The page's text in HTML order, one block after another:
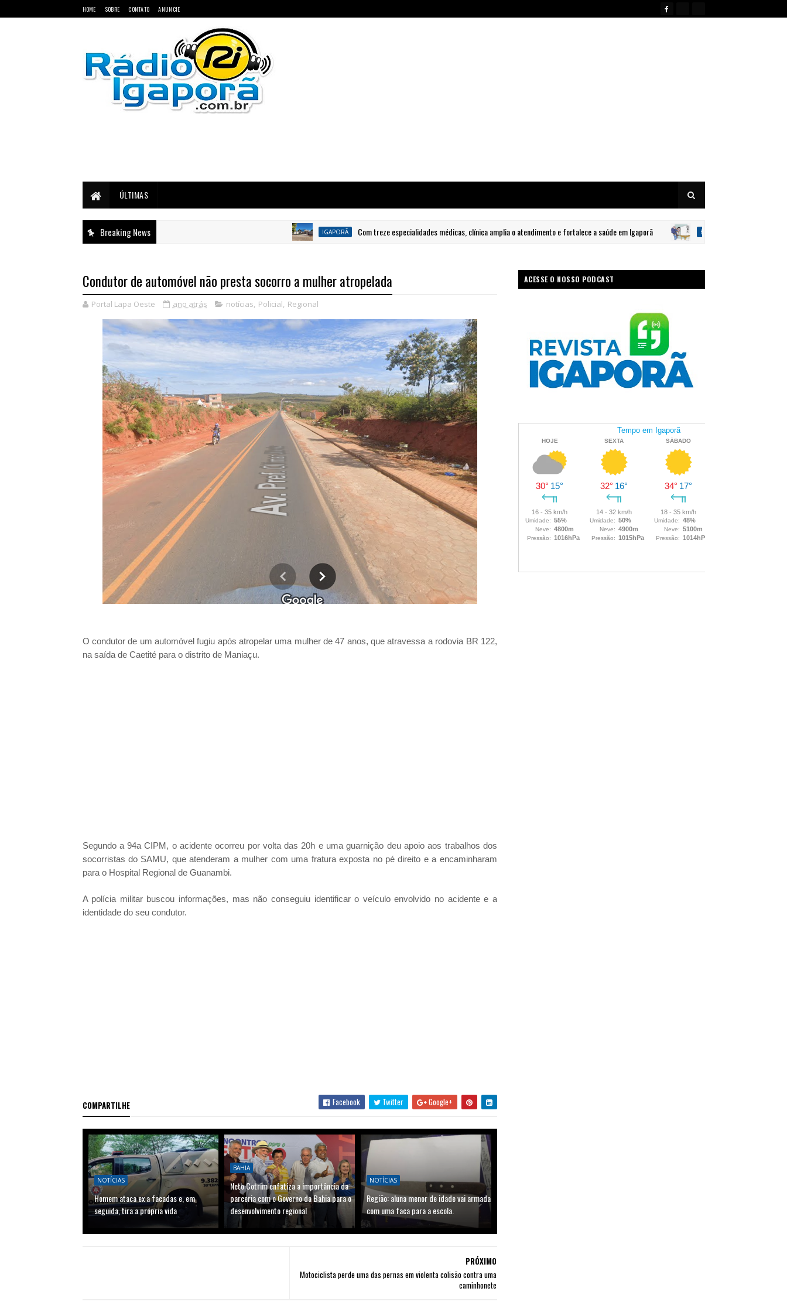
HOME SOBRE CONTATO ANUNCIE
ÚLTIMAS
Breaking News IGAPORÃ Com treze especialidades médicas, clínica amplia o atendimento e fortalece a saúde em Igaporã BRASIL
Condutor de automóvel não presta socorro a mulher atropelada
Portal Lapa Oeste ano atrás notícias, Policial, Regional
O condutor de um automóvel fugiu após atropelar uma mulher de 47 anos, que atravessa a rodovia BR 122,
na saída de Caetité para o distrito de Maniaçu.
Segundo a 94a CIPM, o acidente ocorreu por volta das 20h e uma guarnição deu apoio aos trabalhos dos
socorristas do SAMU, que atenderam a mulher com uma fratura exposta no pé direito e a encaminharam
para o Hospital Regional de Guanambi.
A polícia militar buscou informações, mas não conseguiu identificar o veículo envolvido no acidente e a
identidade do seu condutor.
COMPARTILHE Facebook Twitter Google+
NOTÍCIAS
Homem ataca ex a facadas e, em
seguida, tira a própria vida
BAHIA
Neto Cotrim enfatiza a importância da
parceria com o Governo da Bahia para o
desenvolvimento regional
NOTÍCIAS
Região: aluna menor de idade vai armada
com uma faca para a escola.
PRÓXIMO
Motociclista perde uma das pernas em violenta colisão contra uma
caminhonete
ACESSE O NOSSO PODCAST